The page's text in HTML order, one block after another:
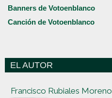
Banners de Votoenblanco
Canción de Votoenblanco
EL AUTOR
Francisco Rubiales Moreno